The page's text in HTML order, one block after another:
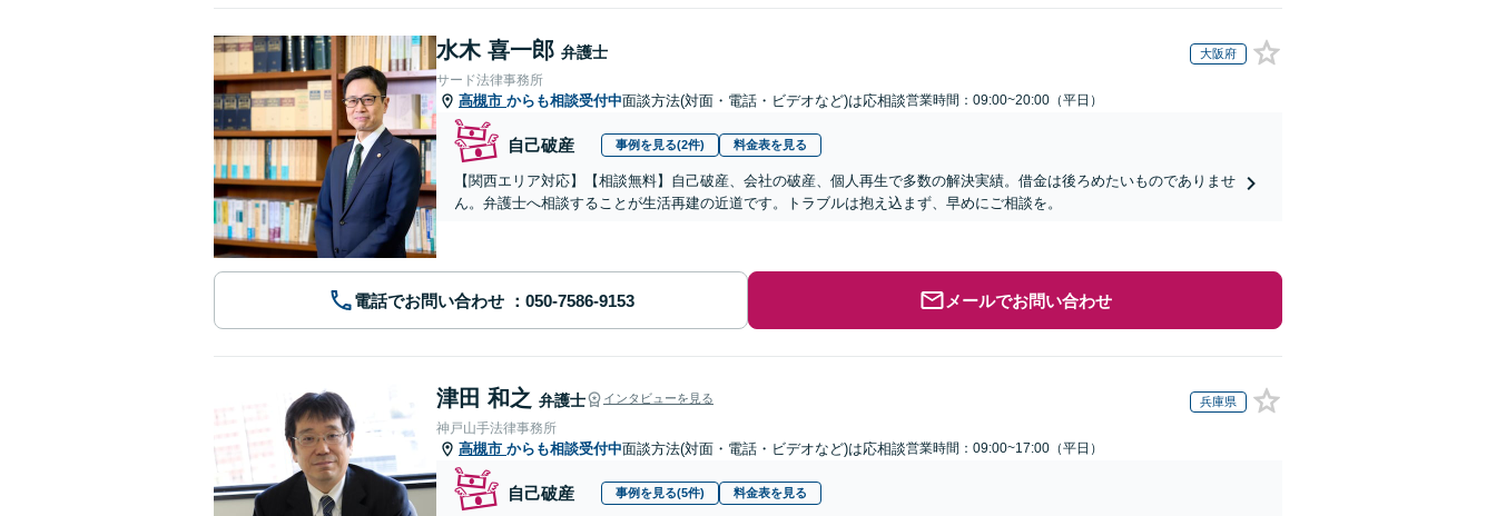
水木 喜一郎 弁護士 大阪府
サード法律事務所
高槻市 からも相談受付中面談方法(対面・電話・ビデオなど)は応相談営業時間：09:00~20:00（平日）
自己破産 事例を見る(2件) 料金表を見る
【関西エリア対応】【相談無料】自己破産、会社の破産、個人再生で多数の解決実績。借金は後ろめたいものでありませ
ん。弁護士へ相談することが生活再建の近道です。トラブルは抱え込まず、早めにご相談を。
電話でお問い合わせ メールでお問い合わせ
津田 和之 弁護士 インタビューを見る 兵庫県
神戸山手法律事務所
高槻市 からも相談受付中面談方法(対面・電話・ビデオなど)は応相談営業時間：09:00~17:00（平日）
自己破産 事例を見る(5件) 料金表を見る